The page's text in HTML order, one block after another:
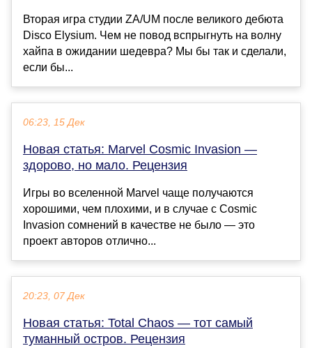
Вторая игра студии ZA/UM после великого дебюта
Disco Elysium. Чем не повод вспрыгнуть на волну
хайпа в ожидании шедевра? Мы бы так и сделали,
если бы...
06:23, 15 Дек
Новая статья: Marvel Cosmic Invasion —
здорово, но мало. Рецензия
Игры во вселенной Marvel чаще получаются
хорошими, чем плохими, и в случае с Cosmic
Invasion сомнений в качестве не было — это
проект авторов отлично...
20:23, 07 Дек
Новая статья: Total Chaos — тот самый
туманный остров. Рецензия